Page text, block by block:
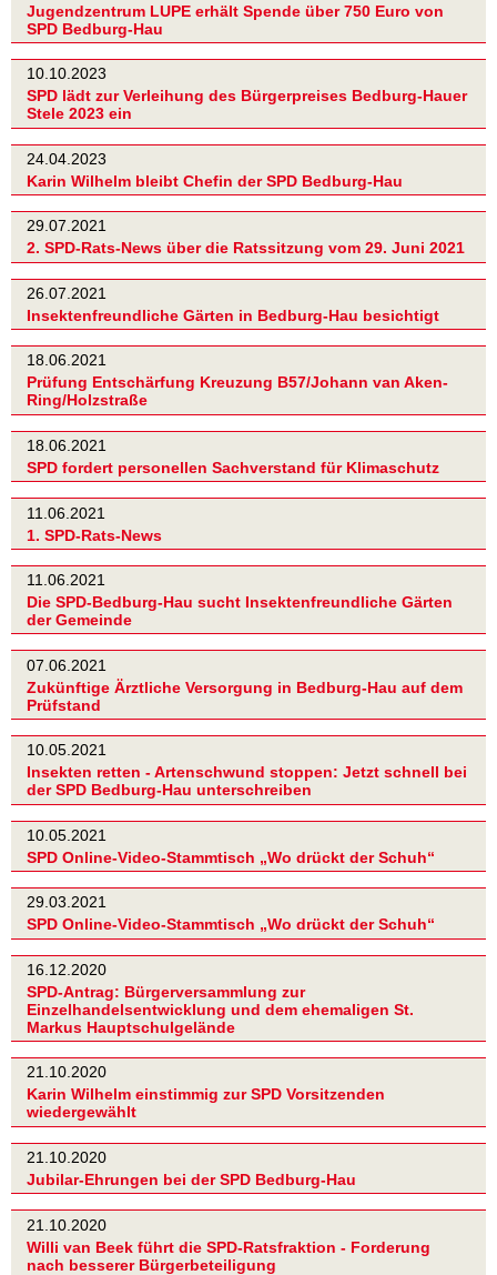
Jugendzentrum LUPE erhält Spende über 750 Euro von
SPD Bedburg-Hau
10.10.2023
SPD lädt zur Verleihung des Bürgerpreises Bedburg-Hauer
Stele 2023 ein
24.04.2023
Karin Wilhelm bleibt Chefin der SPD Bedburg-Hau
29.07.2021
2. SPD-Rats-News über die Ratssitzung vom 29. Juni 2021
26.07.2021
Insektenfreundliche Gärten in Bedburg-Hau besichtigt
18.06.2021
Prüfung Entschärfung Kreuzung B57/Johann van Aken-
Ring/Holzstraße
18.06.2021
SPD fordert personellen Sachverstand für Klimaschutz
11.06.2021
1. SPD-Rats-News
11.06.2021
Die SPD-Bedburg-Hau sucht Insektenfreundliche Gärten
der Gemeinde
07.06.2021
Zukünftige Ärztliche Versorgung in Bedburg-Hau auf dem
Prüfstand
10.05.2021
Insekten retten - Artenschwund stoppen: Jetzt schnell bei
der SPD Bedburg-Hau unterschreiben
10.05.2021
SPD Online-Video-Stammtisch „Wo drückt der Schuh“
29.03.2021
SPD Online-Video-Stammtisch „Wo drückt der Schuh“
16.12.2020
SPD-Antrag: Bürgerversammlung zur
Einzelhandelsentwicklung und dem ehemaligen St.
Markus Hauptschulgelände
21.10.2020
Karin Wilhelm einstimmig zur SPD Vorsitzenden
wiedergewählt
21.10.2020
Jubilar-Ehrungen bei der SPD Bedburg-Hau
21.10.2020
Willi van Beek führt die SPD-Ratsfraktion - Forderung
nach besserer Bürgerbeteiligung